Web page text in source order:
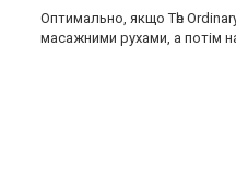
Оптимально, якщо Тһе
масажними рухами, а потім